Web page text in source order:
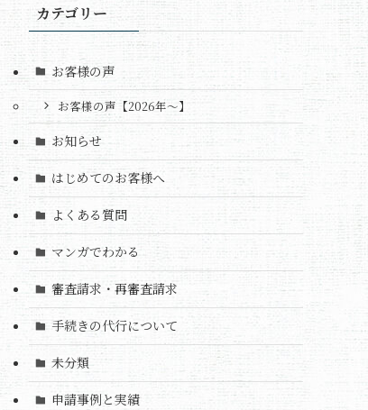
カテゴリー
お客様の声
お客様の声【2026年～】
お知らせ
はじめてのお客様へ
よくある質問
マンガでわかる
審査請求・再審査請求
手続きの代行について
未分類
申請事例と実績